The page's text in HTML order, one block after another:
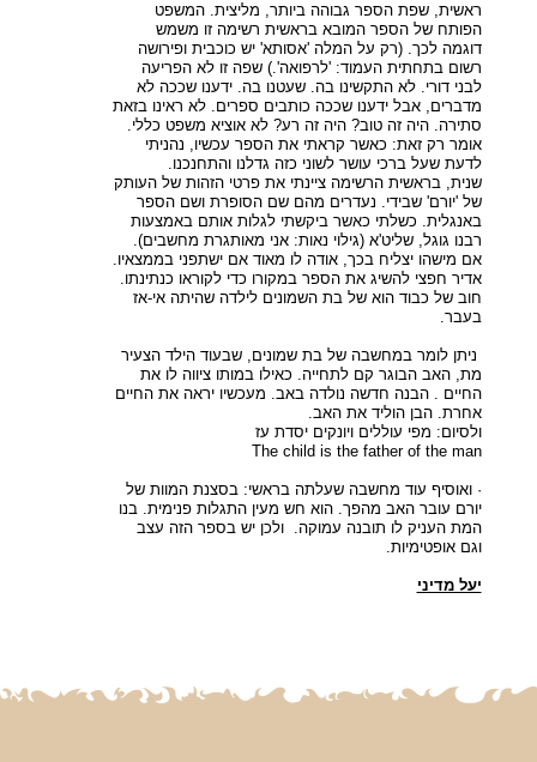
ראשית, שפת הספר גבוהה ביותר, מליצית. המשפט
הפותח של הספר המובא בראשית רשימה זו משמש
דוגמה לכך. (רק על המלה 'אסותא' יש כוכבית ופירושה
רשום בתחתית העמוד: 'לרפואה'.) שפה זו לא הפריעה
לבני דורי. לא התקשינו בה. שעטנו בה. ידענו שככה לא
מדברים, אבל ידענו שככה כותבים ספרים. לא ראינו בזאת
סתירה. היה זה טוב? היה זה רע? לא אוציא משפט כללי.
אומר רק זאת: כאשר קראתי את הספר עכשיו, נהניתי
לדעת שעל ברכי עושר לשוני כזה גדלנו והתחנכנו.
שנית, בראשית הרשימה ציינתי את פרטי הזהות של העותק
של 'יורם' שבידי. נעדרים מהם שם הסופרת ושם הספר
באנגלית. כשלתי כאשר ביקשתי לגלות אותם באמצעות
רבנו גוגל, שליט'א (גילוי נאות: אני מאותגרת מחשבים).
אם מישהו יצליח בכך, אודה לו מאוד אם ישתפני בממצאיו.
אדיר חפצי להשיג את הספר במקורו כדי לקוראו כנתינתו.
חוב של כבוד הוא של בת השמונים לילדה שהיתה אי-אז
בעבר.
ניתן לומר במחשבה של בת שמונים, שבעוד הילד הצעיר
מת, האב הבוגר קם לתחייה. כאילו במותו ציווה לו את
החיים . הבנה חדשה נולדה באב. מעכשיו יראה את החיים
אחרת. הבן הוליד את האב.
ולסיום: מפי עוללים ויונקים יסדת עז
The child is the father of the man
· ואוסיף עוד מחשבה שעלתה בראשי: בסצנת המוות של
יורם עובר האב מהפך. הוא חש מעין התגלות פנימית. בנו
המת העניק לו תובנה עמוקה. ולכן יש בספר הזה עצב
וגם אופטימיות.
יעל מדיני